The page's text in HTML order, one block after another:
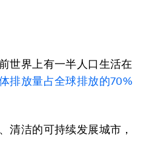
世界上有一半人口生活在
排放量占全球排放的70%
清洁的可持续发展城市，